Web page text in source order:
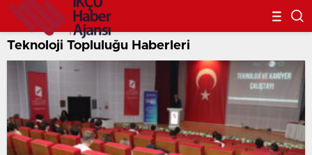
Teknoloji Topluluğu Haberleri